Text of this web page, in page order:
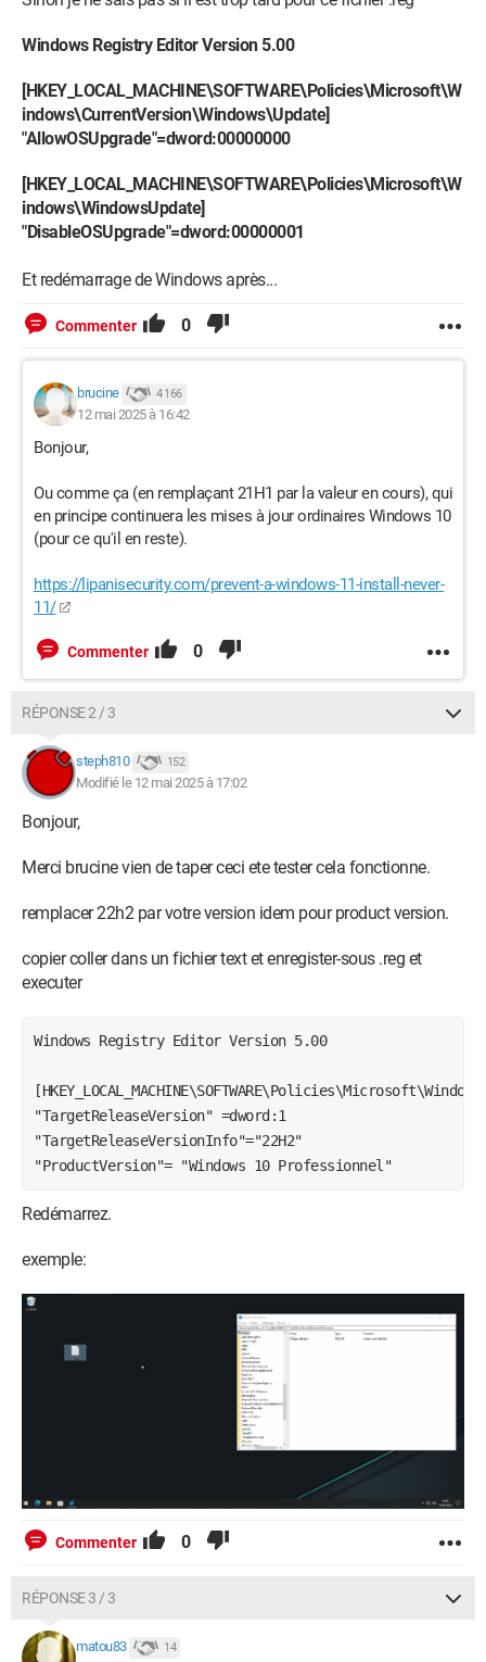
Windows Registry Editor Version 5.00
[HKEY_LOCAL_MACHINE\SOFTWARE\Policies\Microsoft\W
indows\CurrentVersion\Windows\Update]
"AllowOSUpgrade"=dword:00000000
[HKEY_LOCAL_MACHINE\SOFTWARE\Policies\Microsoft\W
indows\WindowsUpdate]
"DisableOSUpgrade"=dword:00000001
Et redémarrage de Windows après...
Commenter 0
brucine 4 166
12 mai 2025 à 16:42
Bonjour,
Ou comme ça (en remplaçant 21H1 par la valeur en cours), qui
en principe continuera les mises à jour ordinaires Windows 10
(pour ce qu'il en reste).
https://lipanisecurity.com/prevent-a-windows-11-install-never-
11/
Commenter 0
RÉPONSE 2 / 3
steph810 152
Modifié le 12 mai 2025 à 17:02
Bonjour,
Merci brucine vien de taper ceci ete tester cela fonctionne.
remplacer 22h2 par votre version idem pour product version.
copier coller dans un fichier text et enregister-sous .reg et
executer
Windows Registry Editor Version 5.00
"TargetReleaseVersion" =dword:1
"TargetReleaseVersionInfo"="22H2"
"ProductVersion"= "Windows 10 Professionnel"
Redémarrez.
exemple:
Commenter 0
RÉPONSE 3 / 3
matou83 14